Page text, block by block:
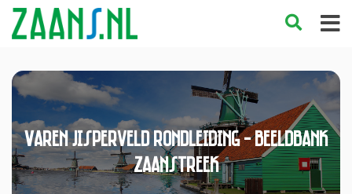
Varen Jisperveld rondleiding - Beeldbank
Zaanstreek